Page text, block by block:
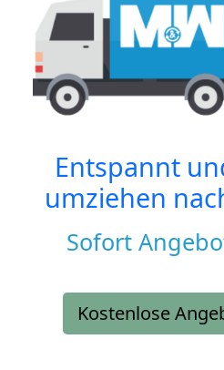
Entspannt
umziehen
Sofort
Kostenlose